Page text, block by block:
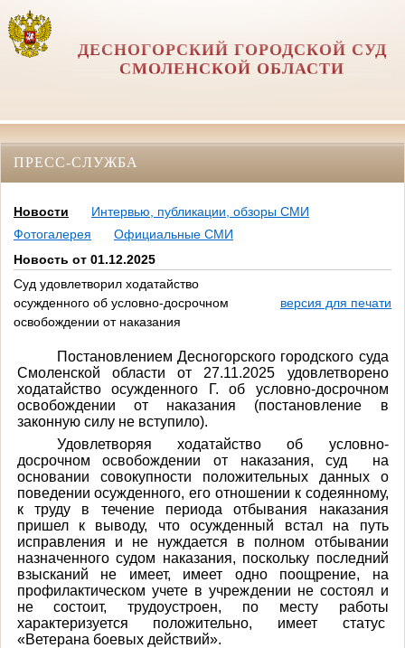
ДЕСНОГОРСКИЙ ГОРОДСКОЙ СУД
СМОЛЕНСКОЙ ОБЛАСТИ
ПРЕСС-СЛУЖБА
Новости
Интервью, публикации, обзоры СМИ
Фотогалерея
Официальные СМИ
Новость от 01.12.2025
Суд удовлетворил ходатайство
осужденного об условно-досрочном
освобождении от наказания
версия для печати
Постановлением Десногорского городского суда
Смоленской области от 27.11.2025 удовлетворено
ходатайство осужденного Г. об условно-досрочном
освобождении от наказания (постановление в
законную силу не вступило).
Удовлетворяя ходатайство об условно-
досрочном освобождении от наказания,
суд на
основании совокупности положительных данных о
поведении осужденного, его отношении к содеянному,
к труду в течение периода отбывания наказания
пришел к выводу, что осужденный встал на путь
исправления и не нуждается в полном отбывании
назначенного судом наказания, поскольку последний
взысканий не имеет, имеет одно поощрение, на
профилактическом учете в учреждении не состоял и
не состоит, трудоустроен, по месту работы
характеризуется положительно, имеет статус
«Ветерана боевых действий».